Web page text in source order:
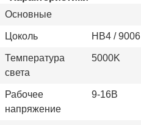
Основные
Цоколь HB4 / 9006
Температура
света
5000K
Рабочее
напряжение
9-16В